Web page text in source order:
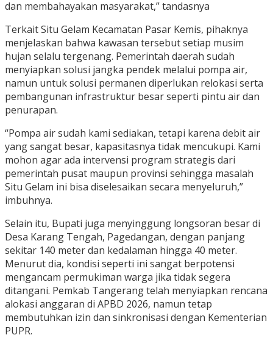
dan membahayakan masyarakat,” tandasnya
Terkait Situ Gelam Kecamatan Pasar Kemis, pihaknya
menjelaskan bahwa kawasan tersebut setiap musim
hujan selalu tergenang. Pemerintah daerah sudah
menyiapkan solusi jangka pendek melalui pompa air,
namun untuk solusi permanen diperlukan relokasi serta
pembangunan infrastruktur besar seperti pintu air dan
penurapan.
“Pompa air sudah kami sediakan, tetapi karena debit air
yang sangat besar, kapasitasnya tidak mencukupi. Kami
mohon agar ada intervensi program strategis dari
pemerintah pusat maupun provinsi sehingga masalah
Situ Gelam ini bisa diselesaikan secara menyeluruh,”
imbuhnya.
Selain itu, Bupati juga menyinggung longsoran besar di
Desa Karang Tengah, Pagedangan, dengan panjang
sekitar 140 meter dan kedalaman hingga 40 meter.
Menurut dia, kondisi seperti ini sangat berpotensi
mengancam permukiman warga jika tidak segera
ditangani. Pemkab Tangerang telah menyiapkan rencana
alokasi anggaran di APBD 2026, namun tetap
membutuhkan izin dan sinkronisasi dengan Kementerian
PUPR.